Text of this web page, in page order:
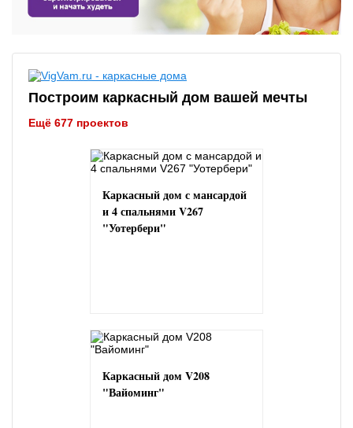
Построим каркасный дом вашей мечты
Ещё 677 проектов
Каркасный дом с мансардой
и 4 спальнями V267
"Уотербери"
Каркасный дом V208
"Вайоминг"